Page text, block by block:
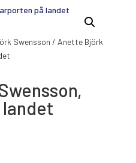
Swensson / Anette Björk